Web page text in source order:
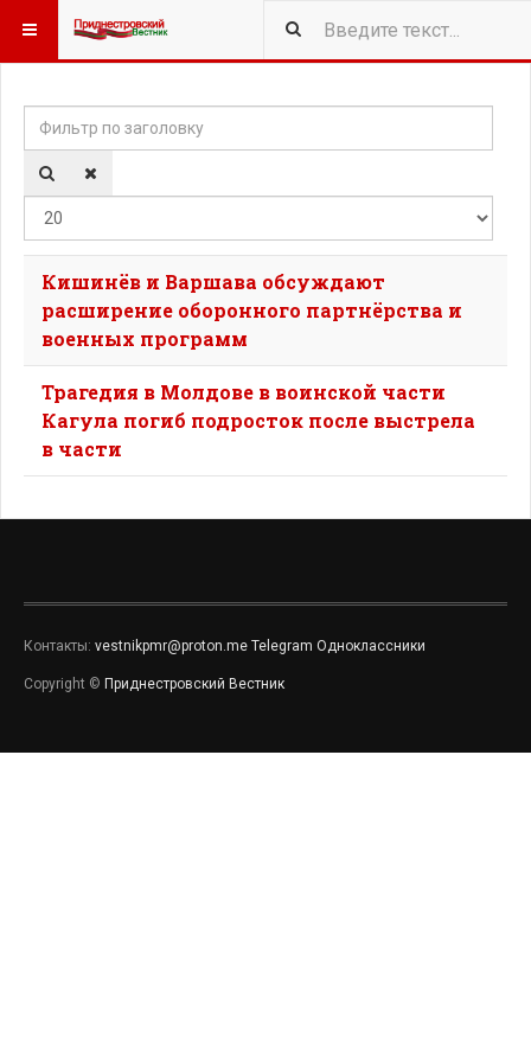
Фильтр по заголовку
Кишинёв и Варшава обсуждают
расширение оборонного партнёрства и
военных программ
Трагедия в Молдове в воинской части
Кагула погиб подросток после выстрела
в части
Контакты: vestnikpmr@proton.me Telegram Одноклассники
Copyright © Приднестровский Вестник